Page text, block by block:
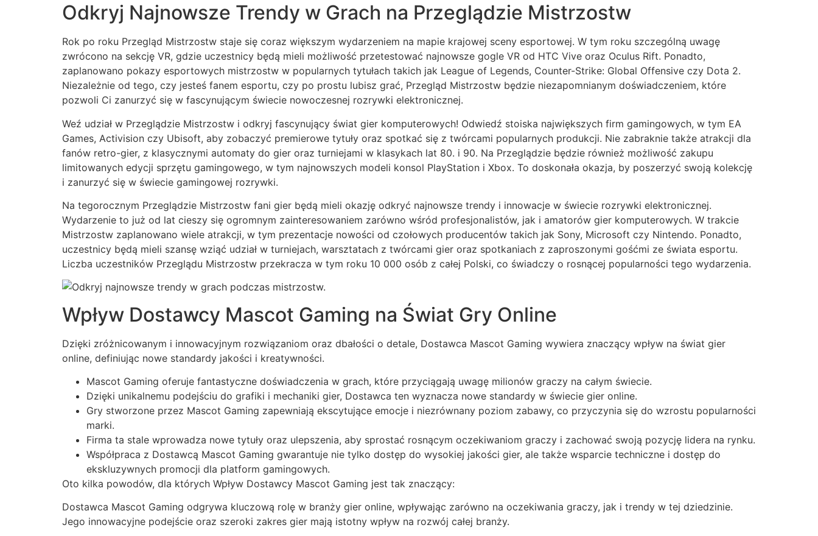
Odkryj Najnowsze Trendy w Grach na Przeglądzie Mistrzostw
Rok po roku Przegląd Mistrzostw staje się coraz większym wydarzeniem na mapie krajowej sceny esportowej. W tym roku szczególną uwagę
zwrócono na sekcję VR, gdzie uczestnicy będą mieli możliwość przetestować najnowsze gogle VR od HTC Vive oraz Oculus Rift. Ponadto,
zaplanowano pokazy esportowych mistrzostw w popularnych tytułach takich jak League of Legends, Counter-Strike: Global Offensive czy Dota 2.
Niezależnie od tego, czy jesteś fanem esportu, czy po prostu lubisz grać, Przegląd Mistrzostw będzie niezapomnianym doświadczeniem, które
pozwoli Ci zanurzyć się w fascynującym świecie nowoczesnej rozrywki elektronicznej.
Weź udział w Przeglądzie Mistrzostw i odkryj fascynujący świat gier komputerowych! Odwiedź stoiska największych firm gamingowych, w tym EA
Games, Activision czy Ubisoft, aby zobaczyć premierowe tytuły oraz spotkać się z twórcami popularnych produkcji. Nie zabraknie także atrakcji dla
fanów retro-gier, z klasycznymi automaty do gier oraz turniejami w klasykach lat 80. i 90. Na Przeglądzie będzie również możliwość zakupu
limitowanych edycji sprzętu gamingowego, w tym najnowszych modeli konsol PlayStation i Xbox. To doskonała okazja, by poszerzyć swoją kolekcję
i zanurzyć się w świecie gamingowej rozrywki.
Na tegorocznym Przeglądzie Mistrzostw fani gier będą mieli okazję odkryć najnowsze trendy i innowacje w świecie rozrywki elektronicznej.
Wydarzenie to już od lat cieszy się ogromnym zainteresowaniem zarówno wśród profesjonalistów, jak i amatorów gier komputerowych. W trakcie
Mistrzostw zaplanowano wiele atrakcji, w tym prezentacje nowości od czołowych producentów takich jak Sony, Microsoft czy Nintendo. Ponadto,
uczestnicy będą mieli szansę wziąć udział w turniejach, warsztatach z twórcami gier oraz spotkaniach z zaproszonymi gośćmi ze świata esportu.
Liczba uczestników Przeglądu Mistrzostw przekracza w tym roku 10 000 osób z całej Polski, co świadczy o rosnącej popularności tego wydarzenia.
Wpływ Dostawcy Mascot Gaming na Świat Gry Online
Dzięki zróżnicowanym i innowacyjnym rozwiązaniom oraz dbałości o detale, Dostawca Mascot Gaming wywiera znaczący wpływ na świat gier
online, definiując nowe standardy jakości i kreatywności.
Mascot Gaming oferuje fantastyczne doświadczenia w grach, które przyciągają uwagę milionów graczy na całym świecie.
Dzięki unikalnemu podejściu do grafiki i mechaniki gier, Dostawca ten wyznacza nowe standardy w świecie gier online.
Gry stworzone przez Mascot Gaming zapewniają ekscytujące emocje i niezrównany poziom zabawy, co przyczynia się do wzrostu popularności
marki.
Firma ta stale wprowadza nowe tytuły oraz ulepszenia, aby sprostać rosnącym oczekiwaniom graczy i zachować swoją pozycję lidera na rynku.
Współpraca z Dostawcą Mascot Gaming gwarantuje nie tylko dostęp do wysokiej jakości gier, ale także wsparcie techniczne i dostęp do
ekskluzywnych promocji dla platform gamingowych.
Oto kilka powodów, dla których Wpływ Dostawcy Mascot Gaming jest tak znaczący:
Dostawca Mascot Gaming odgrywa kluczową rolę w branży gier online, wpływając zarówno na oczekiwania graczy, jak i trendy w tej dziedzinie.
Jego innowacyjne podejście oraz szeroki zakres gier mają istotny wpływ na rozwój całej branży.